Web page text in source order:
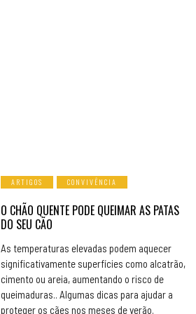
ARTIGOS CONVIVÊNCIA
O CHÃO QUENTE PODE QUEIMAR AS PATAS
DO SEU CÃO
As temperaturas elevadas podem aquecer
significativamente superfícies como alcatrão,
cimento ou areia, aumentando o risco de
queimaduras.. Algumas dicas para ajudar a
proteger os cães nos meses de verão.